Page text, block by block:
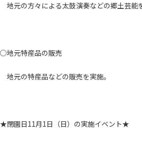
地元の方々による太鼓演奏などの郷土芸能
○地元特産品の販売
地元の特産品などの販売を実施。
★閉園日11月1日（日）の実施イベント★